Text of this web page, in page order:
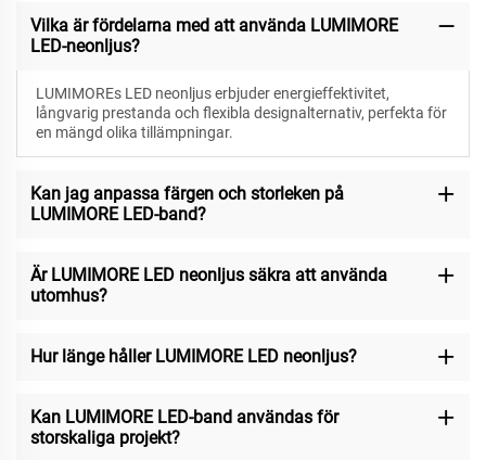
Vilka är fördelarna med att använda LUMIMORE
LED-neonljus?
LUMIMOREs LED neonljus erbjuder energieffektivitet,
långvarig prestanda och flexibla designalternativ, perfekta för
en mängd olika tillämpningar.
Kan jag anpassa färgen och storleken på
LUMIMORE LED-band?
Är LUMIMORE LED neonljus säkra att använda
utomhus?
Hur länge håller LUMIMORE LED neonljus?
Kan LUMIMORE LED-band användas för
storskaliga projekt?